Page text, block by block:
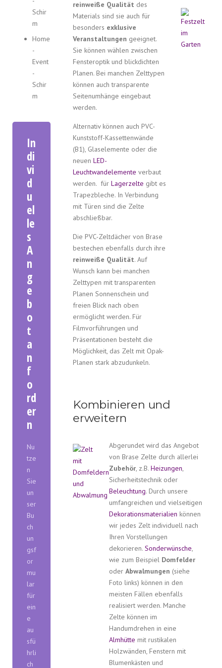
Schir
m
Home
-
Event
-
Schir
m
In
di
vi
d
u
el
le
s
A
n
g
e
b
o
t
a
n
f
o
rd
er
n
Nu
tze
n
Sie
un
ser
Bu
ch
un
gsf
or
mu
lar
für
ein
e
au
sfü
hrli
ch
reinweiße Qualität des
Materials sind sie auch für
besonders exklusive
Veranstaltungen geeignet.
Sie können wählen zwischen
Fensteroptik und blickdichten
Planen. Bei manchen Zelttypen
können auch transparente
Seitenumhänge eingebaut
werden.
Alternativ können auch PVC-
Kunststoff-Kassettenwände
(B1), Glaselemente oder die
neuen LED-
Leuchtwandelemente verbaut
werden. für Lagerzelte gibt es
Trapezbleche. In Verbindung
mit Türen sind die Zelte
abschließbar.
Die PVC-Zeltdächer von Brase
bestechen ebenfalls durch ihre
reinweiße Qualität. Auf
Wunsch kann bei manchen
Zelttypen mit transparenten
Planen Sonnenschein und
freien Blick nach oben
ermöglicht werden. Für
Filmvorführungen und
Präsentationen besteht die
Möglichkeit, das Zelt mit Opak-
Planen stark abzudunkeln.
Kombinieren und
erweitern
Abgerundet wird das Angebot
von Brase Zelte durch allerlei
Zubehör, z.B. Heizungen
Sicherheitstechnik oder
Beleuchtung. Durch unsere
umfangreichen und vielseitigen
Dekorationsmaterialien können
wir jedes Zelt individuell nach
Ihren Vorstellungen
dekorieren. Sonderwünsche
wie zum Beispiel Domfelder
oder Abwalmungen (siehe
Foto links) können in den
meisten Fällen ebenfalls
realisiert werden. Manche
Zelte können im
Handumdrehen in eine
Almhütte mit rustikalen
Holzwänden, Fenstern mit
Blumenkästen und